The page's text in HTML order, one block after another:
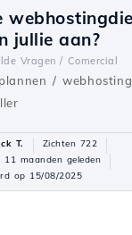
jullie aan?
Vragen / Comercial
/
T.
Zichten 722
maanden geleden
op 15/08/2025